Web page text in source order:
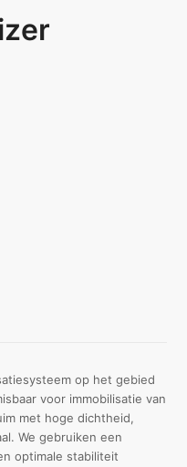
op het gebied
voor immobilisatie van
met hoge dichtheid,
We gebruiken een
optimale stabiliteit